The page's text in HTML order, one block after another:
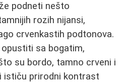
podneti nešto
rozih nijansi,
crvenkastih podtonova.
sa bogatim,
su bordo, tamno crveni i
ističu prirodni kontrast